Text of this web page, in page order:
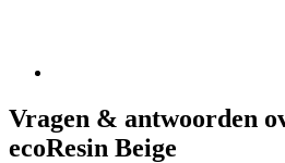
Vragen & antwoorden
ecoResin Beige